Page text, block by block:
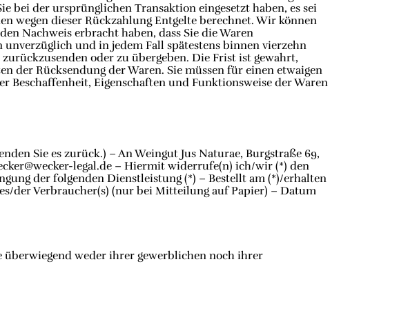
bei der ursprünglichen Transaktion eingesetzt haben, es sei
wegen dieser Rückzahlung Entgelte berechnet. Wir können
Nachweis erbracht haben, dass Sie die Waren
und in jedem Fall spätestens binnen vierzehn
oder zu übergeben. Die Frist ist gewahrt,
der Rücksendung der Waren. Sie müssen für einen etwaigen
Eigenschaften und Funktionsweise der Waren
Sie es zurück.) – An Weingut Jus Naturae, Burgstraße 69,
legal.de – Hiermit widerrufe(n) ich/wir (*) den
der folgenden Dienstleistung (*) – Bestellt am (*)/erhalten
der Verbraucher(s) (nur bei Mitteilung auf Papier) – Datum
überwiegend weder ihrer gewerblichen noch ihrer